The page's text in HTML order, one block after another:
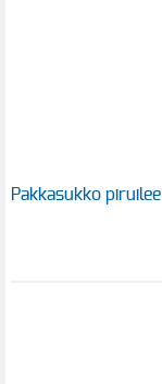
Pakkasukko piruilee